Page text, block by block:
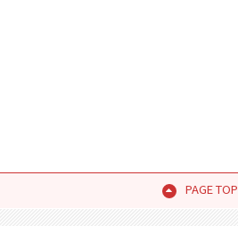
PAGE TOP